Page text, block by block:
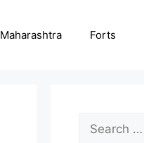
Maharashtra Forts
Search
for: